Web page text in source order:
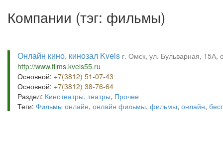
Компании (тэг: фильмы)
Онлайн кино, кинозал Kvels г. Омск, ул. Бульварная, 15А,
http://www.films.kvels55.ru
Основной: +7(3812) 51-07-43
Основной: +7(3812) 38-76-64
Раздел: Кинотеатры, театры, Прочее
Теги: Фильмы онлайн, онлайн фильмы, фильмы, онлайн,